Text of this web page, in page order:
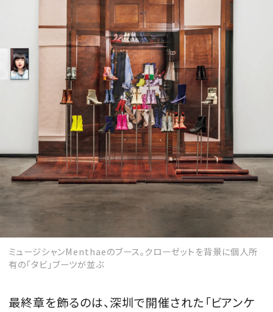
ミュージシャンMenthaeのブース。クローゼットを背景に個人所
有の「タビ」ブーツが並ぶ
最終章を飾るのは、深圳で開催された「ビアンケ